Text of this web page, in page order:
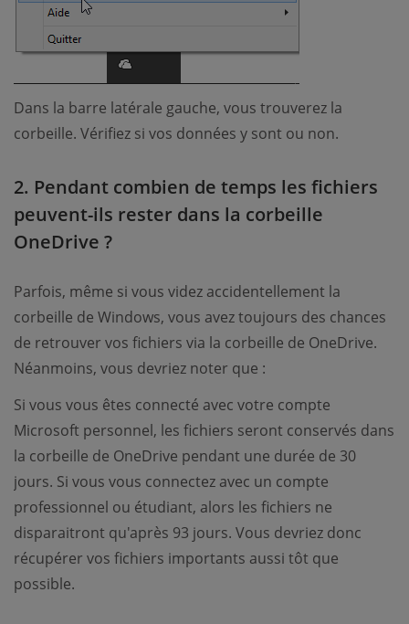
Dans la barre latérale gauche, vous trouverez la
corbeille. Vérifiez si vos données y sont ou non.
2. Pendant combien de temps les fichiers
peuvent-ils rester dans la corbeille
OneDrive ?
Parfois, même si vous videz accidentellement la
corbeille de Windows, vous avez toujours des chances
de retrouver vos fichiers via la corbeille de OneDrive.
Néanmoins, vous devriez noter que :
Si vous vous êtes connecté avec votre compte
Microsoft personnel, les fichiers seront conservés dans
la corbeille de OneDrive pendant une durée de 30
jours. Si vous vous connectez avec un compte
professionnel ou étudiant, alors les fichiers ne
disparaitront qu'après 93 jours. Vous devriez donc
récupérer vos fichiers importants aussi tôt que
possible.